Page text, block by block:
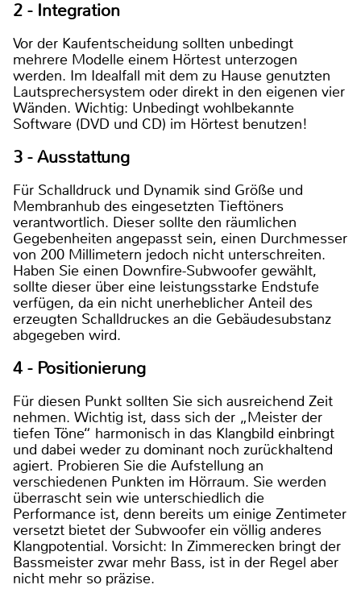
2 - Integration
Vor der Kaufentscheidung sollten unbedingt
mehrere Modelle einem Hörtest unterzogen
werden. Im Idealfall mit dem zu Hause genutzten
Lautsprechersystem oder direkt in den eigenen vier
Wänden. Wichtig: Unbedingt wohlbekannte
Software (DVD und CD) im Hörtest benutzen!
3 - Ausstattung
Für Schalldruck und Dynamik sind Größe und
Membranhub des eingesetzten Tieftöners
verantwortlich. Dieser sollte den räumlichen
Gegebenheiten angepasst sein, einen Durchmesser
von 200 Millimetern jedoch nicht unterschreiten.
Haben Sie einen Downfire-Subwoofer gewählt,
sollte dieser über eine leistungsstarke Endstufe
verfügen, da ein nicht unerheblicher Anteil des
erzeugten Schalldruckes an die Gebäudesubstanz
abgegeben wird.
4 - Positionierung
Für diesen Punkt sollten Sie sich ausreichend Zeit
nehmen. Wichtig ist, dass sich der „Meister der
tiefen Töne“ harmonisch in das Klangbild einbringt
und dabei weder zu dominant noch zurückhaltend
agiert. Probieren Sie die Aufstellung an
verschiedenen Punkten im Hörraum. Sie werden
überrascht sein wie unterschiedlich die
Performance ist, denn bereits um einige Zentimeter
versetzt bietet der Subwoofer ein völlig anderes
Klangpotential. Vorsicht: In Zimmerecken bringt der
Bassmeister zwar mehr Bass, ist in der Regel aber
nicht mehr so präzise.